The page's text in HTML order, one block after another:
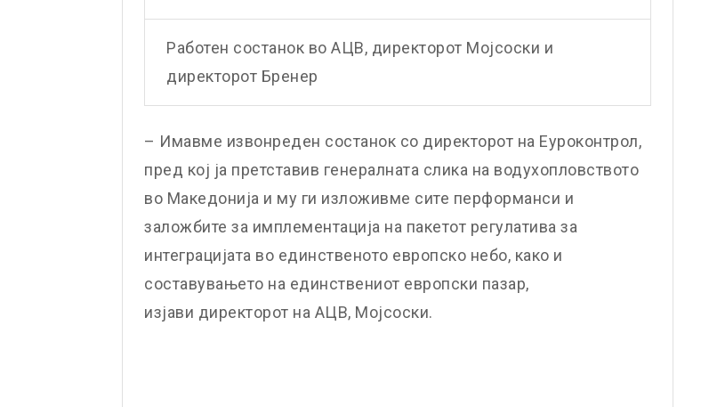
Работен состанок во АЦВ, директорот Мојсоски и
директорот Бренер
– Имавме извонреден состанок со директорот на Еуроконтрол,
пред кој ја претставив генералната слика на водухопловството
во Македонија и му ги изложивме сите перформанси и
заложбите за имплементација на пакетот регулатива за
интеграцијата во единственото европско небо, како и
составувањето на единствениот европски пазар,
изјави директорот на АЦВ, Мојсоски.